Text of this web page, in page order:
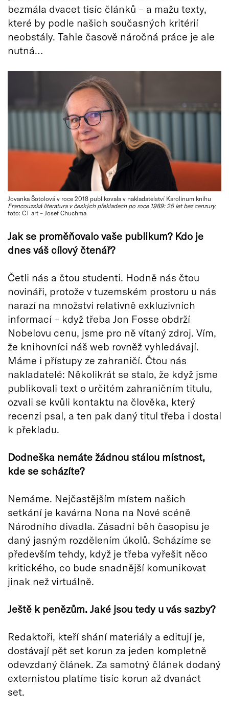
bezmála dvacet tisíc článků – a mažu texty,
které by podle našich současných kritérií
neobstály. Tahle časově náročná práce je ale
nutná…
Jovanka Šotolová v roce 2018 publikovala v nakladatelství Karolinum knihu
Francouzská literatura v českých překladech po roce 1989: 25 let bez cenzury,
foto: ČT art – Josef Chuchma
Jak se proměňovalo vaše publikum? Kdo je
dnes váš cílový čtenář?
Četli nás a čtou studenti. Hodně nás čtou
novináři, protože v tuzemském prostoru u nás
narazí na množství relativně exkluzivních
informací – když třeba Jon Fosse obdrží
Nobelovu cenu, jsme pro ně vítaný zdroj. Vím,
že knihovníci náš web rovněž vyhledávají.
Máme i přístupy ze zahraničí. Čtou nás
nakladatelé: Několikrát se stalo, že když jsme
publikovali text o určitém zahraničním titulu,
ozvali se kvůli kontaktu na člověka, který
recenzi psal, a ten pak daný titul třeba i dostal
k překladu.
Dodneška nemáte žádnou stálou místnost,
kde se scházíte?
Nemáme. Nejčastějším místem našich
setkání je kavárna Nona na Nové scéně
Národního divadla. Zásadní běh časopisu je
daný jasným rozdělením úkolů. Scházíme se
především tehdy, když je třeba vyřešit něco
kritického, co bude snadnější komunikovat
jinak než virtuálně.
Ještě k penězům. Jaké jsou tedy u vás sazby?
Redaktoři, kteří shání materiály a editují je,
dostávají pět set korun za jeden kompletně
odevzdaný článek. Za samotný článek dodaný
externistou platíme tisíc korun až dvanáct
set.